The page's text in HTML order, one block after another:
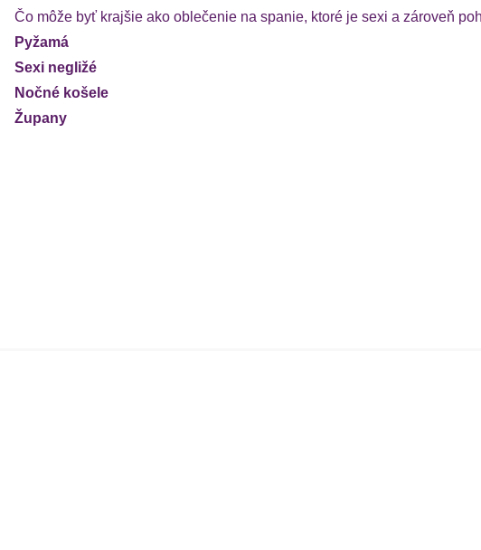
Čo môže byť krajšie ako oblečenie na spanie, ktoré je sexi a zároveň
Pyžamá
Sexi negližé
Nočné košele
Župany